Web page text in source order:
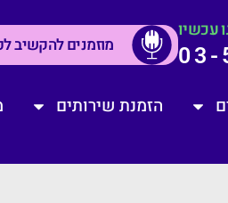
עכשיו
03- מוזמנים להקשיב
הזמנת שירותים